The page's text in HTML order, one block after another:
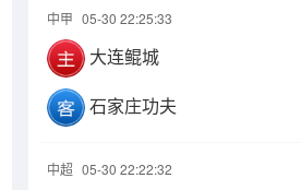
中甲 05-30 22:25:33
大连鲲城
石家庄功夫
中超 05-30 22:22:32